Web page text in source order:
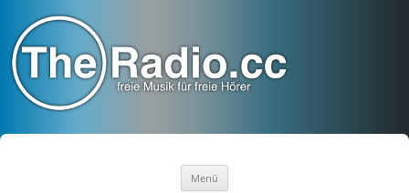
Menü